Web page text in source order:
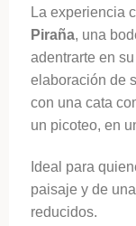
La experiencia
Piraña, una
adentrarte en
elaboración de
con una cata
un picoteo, en
Ideal para
paisaje y de
reducidos.